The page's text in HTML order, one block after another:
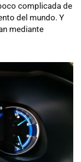
complicada de
del mundo. Y
mediante